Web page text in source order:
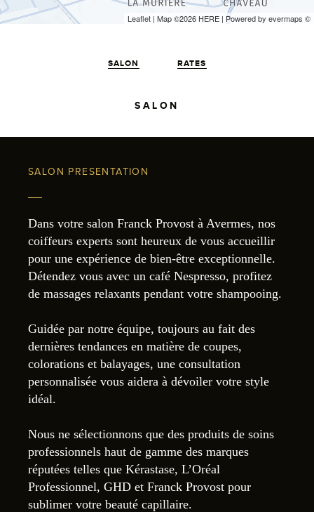
Leaflet | Map ©2026 HERE | Powered by evermaps ©
SALON RATES
SALON
SALON PRESENTATION
Dans votre salon Franck Provost à Avermes, nos
coiffeurs experts sont heureux de vous accueillir
pour une expérience de bien-être exceptionnelle.
Détendez vous avec un café Nespresso, profitez
de massages relaxants pendant votre shampooing.
Guidée par notre équipe, toujours au fait des
dernières tendances en matière de coupes,
colorations et balayages, une consultation
personnalisée vous aidera à dévoiler votre style
idéal.
Nous ne sélectionnons que des produits de soins
professionnels haut de gamme des marques
réputées telles que Kérastase, L’Oréal
Professionnel, GHD et Franck Provost pour
sublimer votre beauté capillaire.